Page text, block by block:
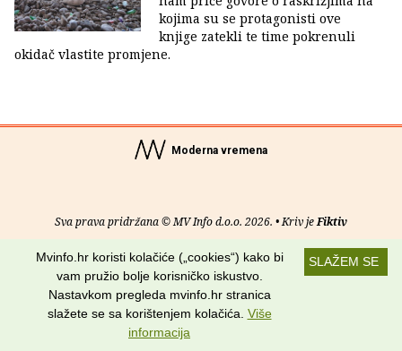
kojima su se protagonisti ove
knjige zatekli te time pokrenuli
okidač vlastite promjene.
Moderna vremena
Sva prava pridržana © MV Info d.o.o. 2026. • Kriv jeFiktiv
O nama• Pomoć•Uvjeti korištenja•RSS kanali
Potraži nas na:
SLAŽEM SE
Mvinfo.hr koristi kolačiće („cookies“) kako bi
vam pružio bolje korisničko iskustvo.
Nastavkom pregleda mvinfo.hr stranica
slažete se sa korištenjem kolačića. Više
informacija